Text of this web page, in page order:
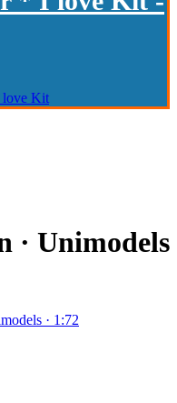
love Kit
· Unimodels